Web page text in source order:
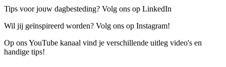
Tips voor jouw dagbesteding? Volg ons op LinkedIn
Wil jij geïnspireerd worden? Volg ons op Instagram!
Op ons YouTube kanaal vind je verschillende uitleg video's en
handige tips!